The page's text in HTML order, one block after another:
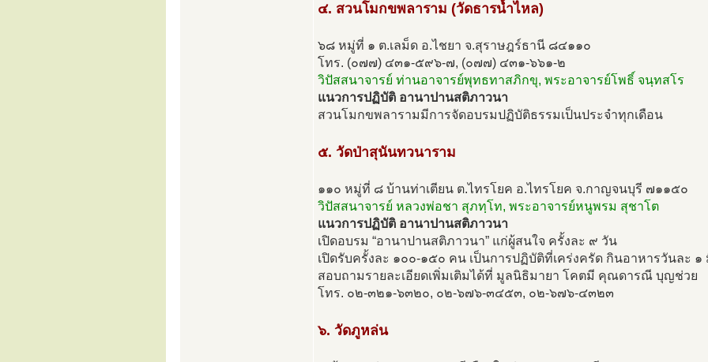
๔. สวนโมกขพลาราม (วัดธารน้ำไหล)
๖๘ หมู่ที่ ๑ ต.เลม็ด อ.ไชยา จ.สุราษฎร์ธานี ๘๔๑๑๐
โทร. (๐๗๗) ๔๓๑-๕๙๖-๗, (๐๗๗) ๔๓๑-๖๖๑-๒
วิปัสสนาจารย์ ท่านอาจารย์พุทธทาสภิกขุ, พระอาจารย์โพธิ์ จนฺทสโร
แนวการปฏิบัติ อานาปานสติภาวนา
สวนโมกขพลารามมีการจัดอบรมปฏิบัติธรรมเป็นประจำทุกเดือน
๕. วัดป่าสุนันทวนาราม
๑๑๐ หมู่ที่ ๘ บ้านท่าเตียน ต.ไทรโยค อ.ไทรโยค จ.กาญจนบุรี ๗๑๑๕๐
วิปัสสนาจารย์ หลวงพ่อชา สุภทฺโท, พระอาจารย์หนูพรม สุชาโต
แนวการปฏิบัติ อานาปานสติภาวนา
เปิดอบรม “อานาปานสติภาวนา” แก่ผู้สนใจ ครั้งละ ๙ วัน
เปิดรับครั้งละ ๑๐๐-๑๕๐ คน เป็นการปฏิบัติที่เคร่งครัด กินอาหารวันละ ๑
สอบถามรายละเอียดเพิ่มเติมได้ที่ มูลนิธิมายา โคตมี คุณดารณี บุญช่วย
โทร. ๐๒-๓๒๑-๖๓๒๐, ๐๒-๖๗๖-๓๔๕๓, ๐๒-๖๗๖-๔๓๒๓
๖. วัดภูหล่น